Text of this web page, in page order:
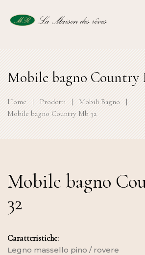
Mobile bagno Country
Home | Prodotti | Mobili Bagno
|
Mobile bagno Country Mb 32
Mobile bagno
32
Caratteristiche:
Legno massello pino / rovere